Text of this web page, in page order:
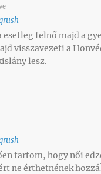
felnő majd a
visszavezeti a
lesz.
tartom, hogy női
ne érthetnének